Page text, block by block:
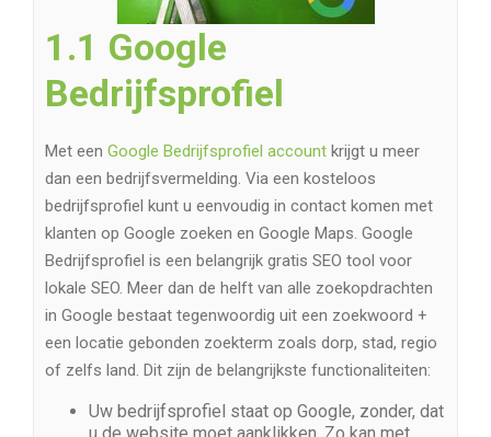
1.1 Google
Bedrijfsprofiel
Met een Google Bedrijfsprofiel account krijgt u meer
dan een bedrijfsvermelding. Via een kosteloos
bedrijfsprofiel kunt u eenvoudig in contact komen met
klanten op Google zoeken en Google Maps. Google
Bedrijfsprofiel is een belangrijk gratis SEO tool voor
lokale SEO. Meer dan de helft van alle zoekopdrachten
in Google bestaat tegenwoordig uit een zoekwoord +
een locatie gebonden zoekterm zoals dorp, stad, regio
of zelfs land. Dit zijn de belangrijkste functionaliteiten:
Uw bedrijfsprofiel staat op Google, zonder, dat
u de website moet aanklikken. Zo kan met